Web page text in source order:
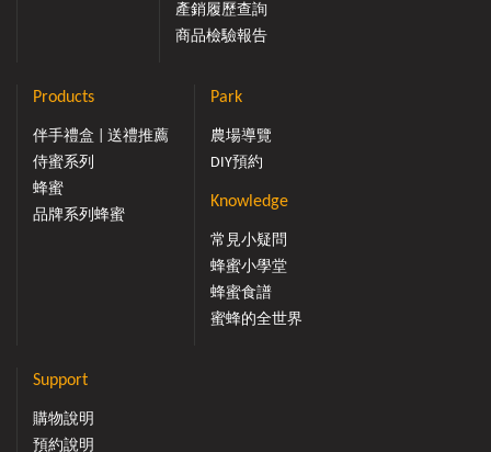
產銷履歷查詢
商品檢驗報告
Products
伴手禮盒 | 送禮推薦
侍蜜系列
蜂蜜
品牌系列蜂蜜
Park
農場導覽
DIY預約
Knowledge
常見小疑問
蜂蜜小學堂
蜂蜜食譜
蜜蜂的全世界
Support
購物說明
預約說明